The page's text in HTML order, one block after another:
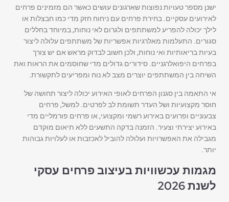
ישנן מספר טעויות נפוצות שארגונים עושים כאשר הם מזמינים פרחים
לאירועים עסקיים. בחירת פרחים עם ניחוח חזק מדי כמו חבצלות או
לילך יכולה להפריע למשתתפים ולגרום לאי נוחות, במיוחד בחללים
סגורים. התעלמות מאלרגיות אפשריות של משתתפים עלולה ליצור
בעיות בריאותיות ואי נוחות, ולכן חשוב לבדוק מראש אם יש צורך
בפרחים היפואלרגניים. סידורים גדולים מדי שחוסמים את הראות ואת
השיחה בין המשתתפים יוצרים מצב לא נוח ומפריעים לתקשורת.
אי התאמה בין סגנון הפרחים לאופי האירוע יכולה ליצור תחושה של
חוסר מקצועיות ושל העדר תשומת לב לפרטים. למשל, פרחים
צבעוניים ופרועים באירוע רשמי ומקצועי, או פרחים פורמליים מדי
באירוע יצירתי וצעיר. הזמנה בדקה התשעים ללא תיאום מוקדם
מגבילה את האפשרויות ועלולה להוביל לאכזבות או לעלויות גבוהות
יותר.
מגמות עכשוויות בעיצוב פרחים עסקי
לשנת 2026